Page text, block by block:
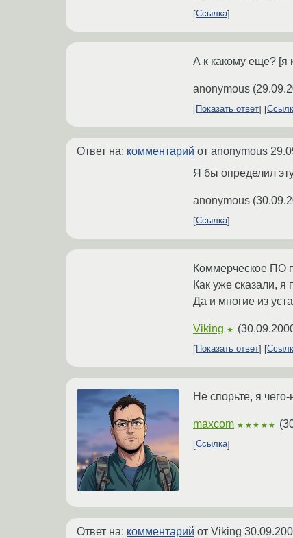
Ссылка
А к какому еще? [я
anonymous (
Показать ответ
Ответ на: комментарий от anonymous
Я бы определил
anonymous (
Ссылка
Коммерческое ПО
Как уже сказали, я
Да и многие из
Viking ★ (
Показать ответ
Не спорьте, я
maxcom ★★★★★ (
Ссылка
Ответ на: комментарий от Viking